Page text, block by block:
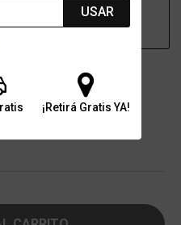
USAR
¡Retirá Gratis YA!
Seleccioná talle